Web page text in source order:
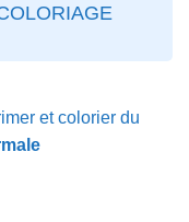
et colorier du